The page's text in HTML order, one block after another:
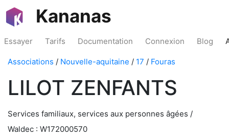
Kananas
Essayer Tarifs Documentation Connexion Blog
Associations / Nouvelle-aquitaine / 17 / Fouras
LILOT ZENFANTS
Services familiaux, services aux personnes âgées /
Waldec : W172000570